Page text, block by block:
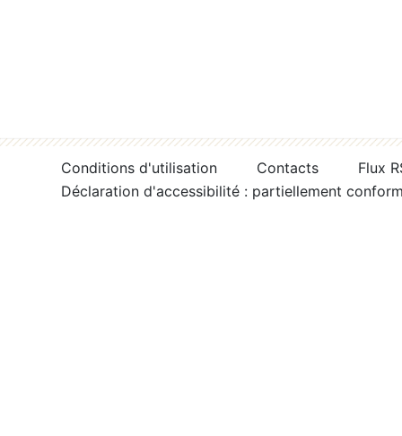
Conditions d'utilisation Contacts
Flux
Déclaration d'accessibilité : partiellement